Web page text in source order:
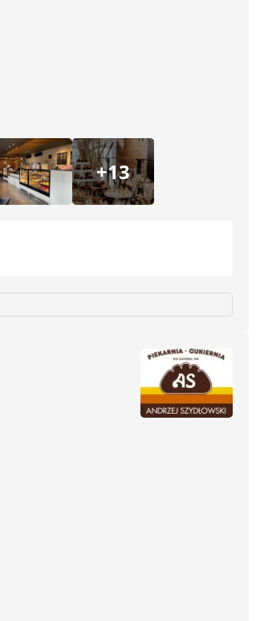
+13